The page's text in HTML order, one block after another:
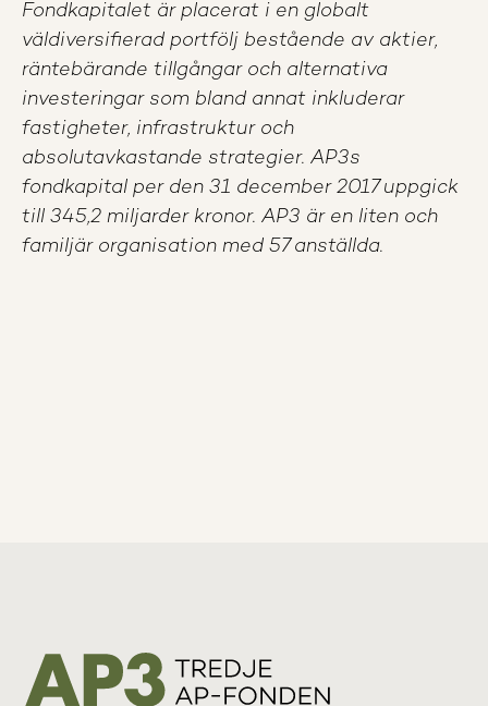
Fondkapitalet är placerat i en globalt
väldiversifierad portfölj bestående av aktier,
räntebärande tillgångar och alternativa
investeringar som bland annat inkluderar
fastigheter, infrastruktur och
absolutavkastande strategier. AP3s
fondkapital per den 31 december 2017 uppgick
till 345,2 miljarder kronor. AP3 är en liten och
familjär organisation med 57 anställda.